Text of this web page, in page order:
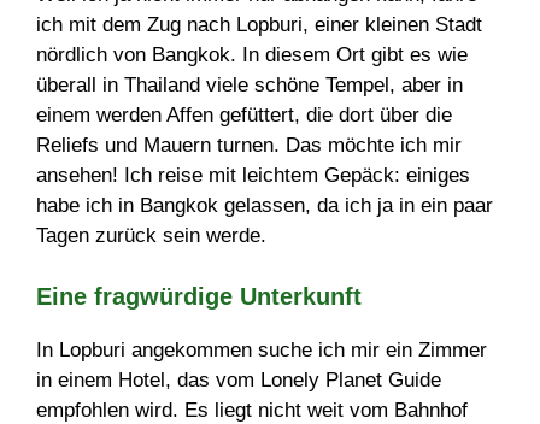
ich mit dem Zug nach Lopburi, einer kleinen Stadt
nördlich von Bangkok. In diesem Ort gibt es wie
überall in Thailand viele schöne Tempel, aber in
einem werden Affen gefüttert, die dort über die
Reliefs und Mauern turnen. Das möchte ich mir
ansehen! Ich reise mit leichtem Gepäck: einiges
habe ich in Bangkok gelassen, da ich ja in ein paar
Tagen zurück sein werde.
Eine fragwürdige Unterkunft
In Lopburi angekommen suche ich mir ein Zimmer
in einem Hotel, das vom Lonely Planet Guide
empfohlen wird. Es liegt nicht weit vom Bahnhof